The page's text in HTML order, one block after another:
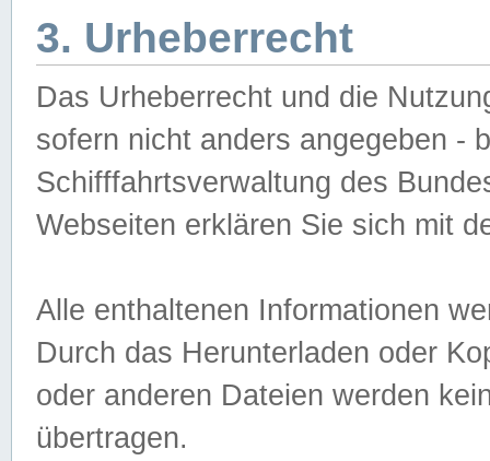
3. Urheberrecht
Das Urheberrecht und die
sofern nicht anders angegeben -
Schifffahrtsverwaltung des
Webseiten erklären Sie sich mit
Alle enthaltenen Informationen
Durch das Herunterladen oder
oder anderen Dateien werden
übertragen.